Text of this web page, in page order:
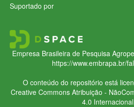
Suportado por
Empresa Brasileira de Pesquisa
https://www.embrapa.br/
O conteúdo do repositório está
Creative CommonsAtribuição -
4.0